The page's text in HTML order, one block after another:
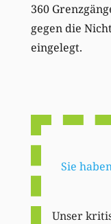
360
gegen die
eingelegt.
Sie
Unser